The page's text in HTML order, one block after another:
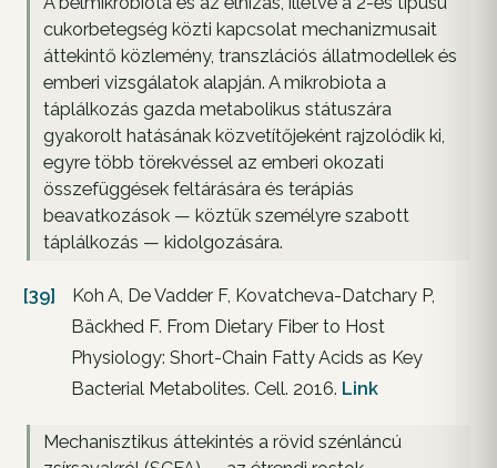
cukorbetegség közti kapcsolat mechanizmusait
áttekintő közlemény, transzlációs állatmodellek és
emberi vizsgálatok alapján. A mikrobiota a
táplálkozás gazda metabolikus státuszára
gyakorolt hatásának közvetítőjeként rajzolódik ki,
egyre több törekvéssel az emberi okozati
összefüggések feltárására és terápiás
beavatkozások — köztük személyre szabott
táplálkozás — kidolgozására.
[39]
Koh A, De Vadder F, Kovatcheva-Datchary P,
Bäckhed F. From Dietary Fiber to Host
Physiology: Short-Chain Fatty Acids as Key
Bacterial Metabolites. Cell. 2016. Link
Mechanisztikus áttekintés a rövid szénláncú